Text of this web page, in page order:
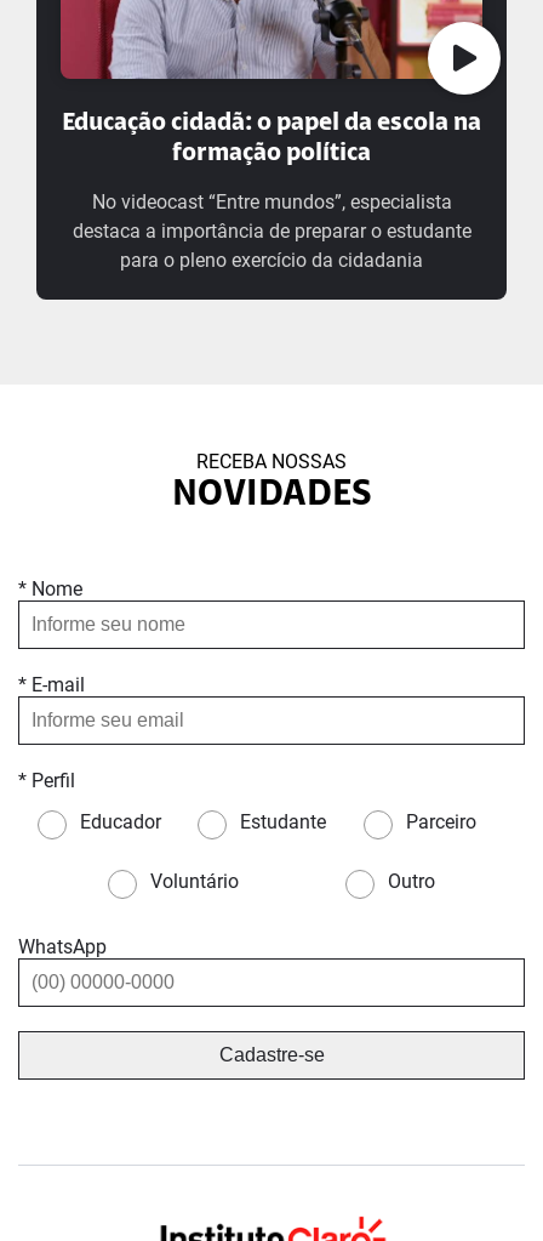
Educação cidadã: o papel da escola na
formação política
No videocast “Entre mundos”, especialista
destaca a importância de preparar o estudante
para o pleno exercício da cidadania
RECEBA NOSSAS
NOVIDADES
* Nome
* E-mail
* Perfil
Educador
Estudante Parceiro
Voluntário Outro
WhatsApp